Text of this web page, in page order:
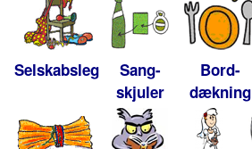
Selskabsleg
Sang-
skjuler
Bord-
dækning